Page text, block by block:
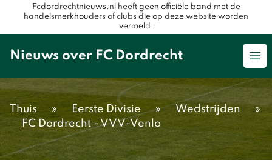
Fcdordrechtnieuws.nl heeft geen officiële band met de
handelsmerkhouders of clubs die op deze website worden
vermeld.
Nieuws over FC Dordrecht
Thuis » Eerste Divisie » Wedstrijden
»
FC Dordrecht - VVV-Venlo